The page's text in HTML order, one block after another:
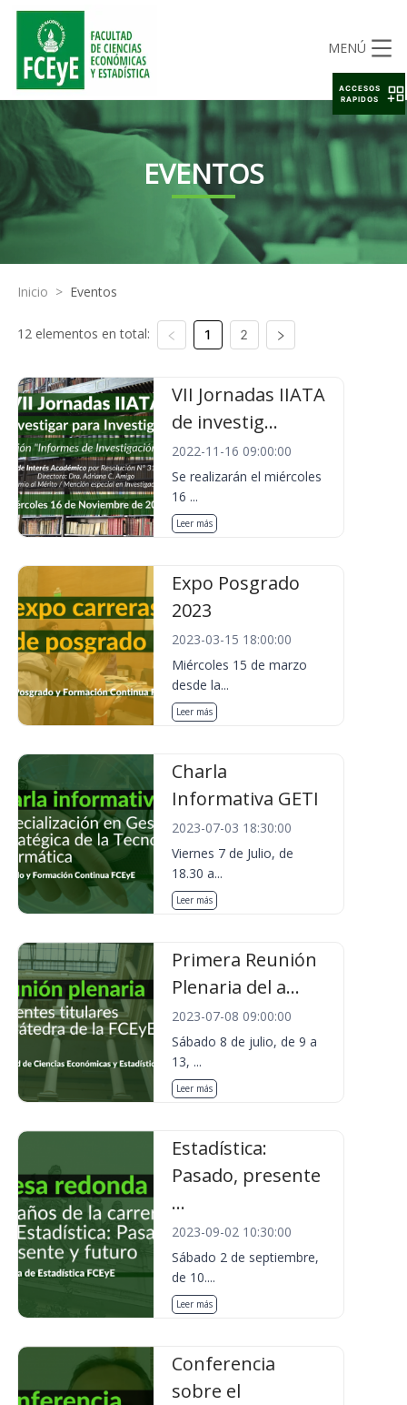
MENÚ
EVENTOS
Inicio > Eventos
12 elementos en total: 1 2
VII Jornadas IIATA
de investig...
2022-11-16 09:00:00
Se realizarán el miércoles
16 ...
Leer más
Expo Posgrado
2023
2023-03-15 18:00:00
Miércoles 15 de marzo
desde la...
Leer más
Charla
Informativa GETI
2023-07-03 18:30:00
Viernes 7 de Julio, de
18.30 a...
Leer más
Primera Reunión
Plenaria del a...
2023-07-08 09:00:00
Sábado 8 de julio, de 9 a
13, ...
Leer más
Estadística:
Pasado, presente
...
2023-09-02 10:30:00
Sábado 2 de septiembre,
de 10....
Leer más
Conferencia
sobre el
ACCESOS
RAPIDOS